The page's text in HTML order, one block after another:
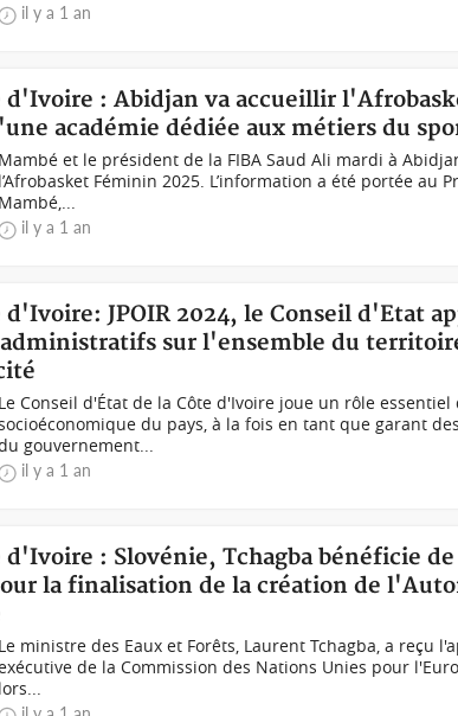
il y a 1 an
d'Ivoire : Abidjan va accueillir
académie dédiée aux métiers du
Mambé et le président de la FIBA Saud Ali mardi à
l’Afrobasket Féminin 2025. L’information a été portée au
Mambé,...
il y a 1 an
d'Ivoire: JPOIR 2024, le Conseil d'Etat
sur l'ensemble du
Le Conseil d'État de la Côte d'Ivoire joue un rôle
du pays, à la fois en tant que garant
gouvernement...
il y a 1 an
d'Ivoire : Slovénie, Tchagba bénéficie
la finalisation de la création de
Le ministre des Eaux et Forêts, Laurent Tchagba, a reçu
de la Commission des Nations Unies pour
lors...